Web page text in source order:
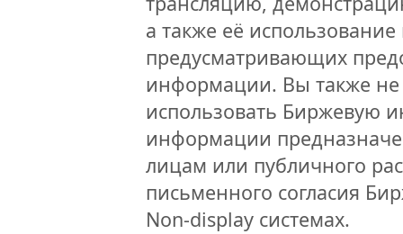
а также её
предусматривающих
информации. Вы также не
использовать Биржевую
информации
лицам или публичного
письменного согласия
Non-display системах.